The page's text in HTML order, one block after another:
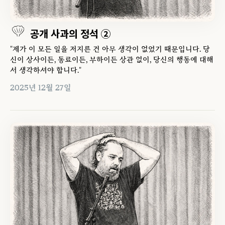
공개 사과의 정석 ②
"제가 이 모든 일을 저지른 건 아무 생각이 없었기 때문입니다. 당
신이 상사이든, 동료이든, 부하이든 상관 없이, 당신의 행동에 대해
서 생각하셔야 합니다."
2025년 12월 27일